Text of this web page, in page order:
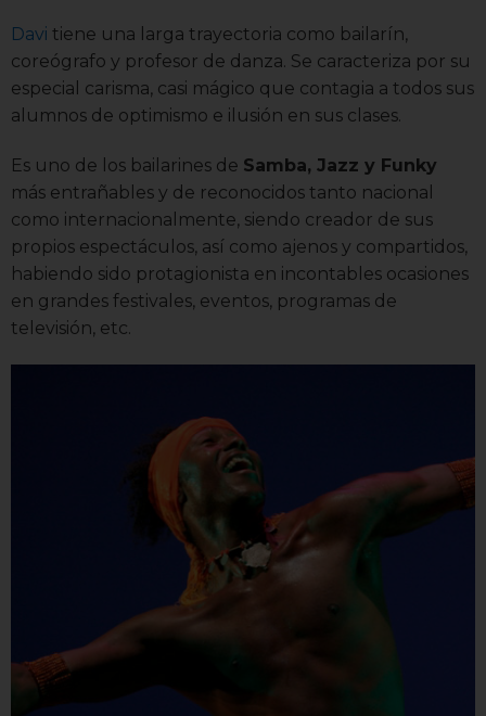
Davi tiene una larga trayectoria como bailarín,
coreógrafo y profesor de danza. Se caracteriza por su
especial carisma, casi mágico que contagia a todos sus
alumnos de optimismo e ilusión en sus clases.
Es uno de los bailarines de Samba, Jazz y Funky
más entrañables y de reconocidos tanto nacional
como internacionalmente, siendo creador de sus
propios espectáculos, así como ajenos y compartidos,
habiendo sido protagionista en incontables ocasiones
en grandes festivales, eventos, programas de
televisión, etc.